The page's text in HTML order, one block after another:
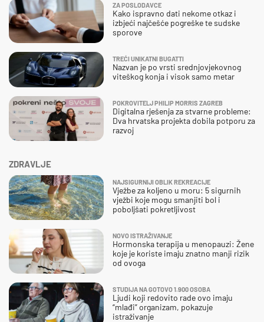
ZDRAVLJE
NAJSIGURNIJI OBLIK REKREACIJE
Vježbe za koljeno u moru: 5 sigurnih
vježbi koje mogu smanjiti bol i
poboljšati pokretljivost
NOVO ISTRAŽIVANJE
Hormonska terapija u menopauzi: Žene
koje je koriste imaju znatno manji rizik
od ovoga
STUDIJA NA GOTOVO 1.900 OSOBA
Ljudi koji redovito rade ovo imaju
“mlađi” organizam, pokazuje
istraživanje
ZA POSLODAVCE
Kako ispravno dati nekome otkaz i
izbjeći najčešće pogreške te sudske
sporove
TREĆI UNIKATNI BUGATTI
Nazvan je po vrsti srednjovjekovnog
viteškog konja i visok samo metar
POKROVITELJ PHILIP MORRIS ZAGREB
Digitalna rješenja za stvarne probleme:
Dva hrvatska projekta dobila potporu za
razvoj